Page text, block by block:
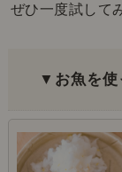
ぜひ一度試して
▼お魚を使